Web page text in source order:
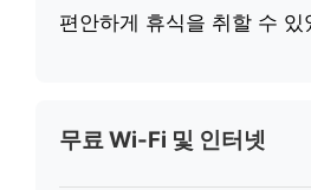
편안하게 휴식을 취할 수 있
무료 Wi-Fi 및 인터넷